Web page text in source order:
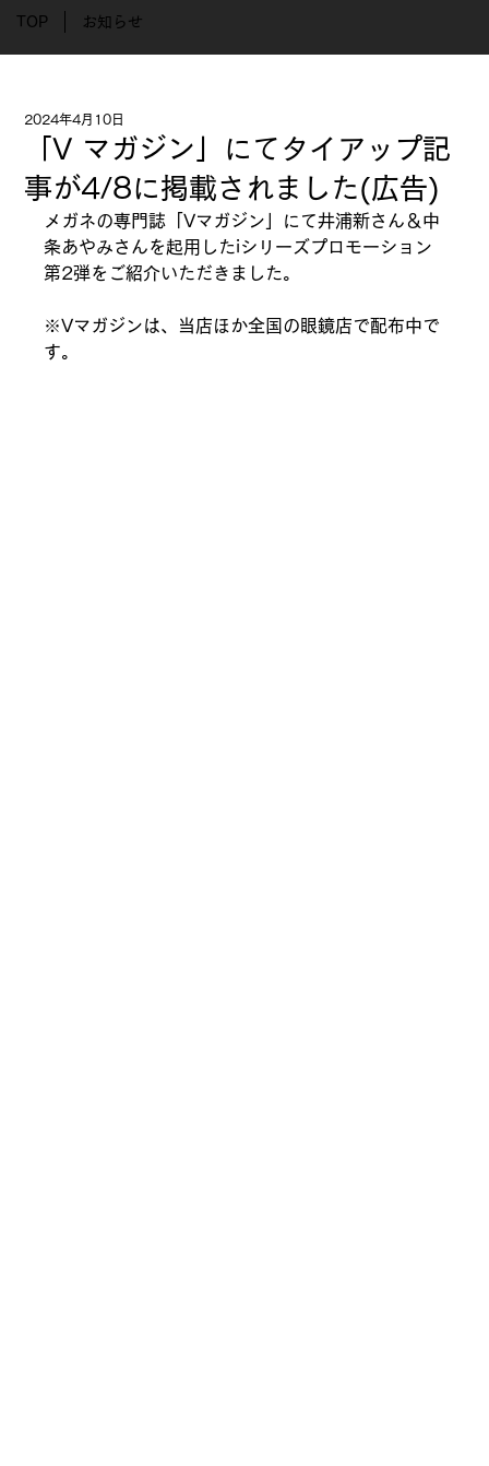
TOP お知らせ
「V マガジン」にてタイアップ記
事が4/8に掲載されました(広告)
2024年4月10日
メガネの専門誌「Vマガジン」にて井浦新さん＆中
条あやみさんを起用したiシリーズプロモーション
第2弾をご紹介いただきました。
※Vマガジンは、当店ほか全国の眼鏡店で配布中で
す。